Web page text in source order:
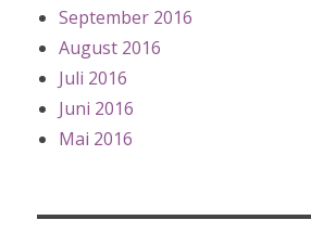
September 2016
August 2016
Juli 2016
Juni 2016
Mai 2016